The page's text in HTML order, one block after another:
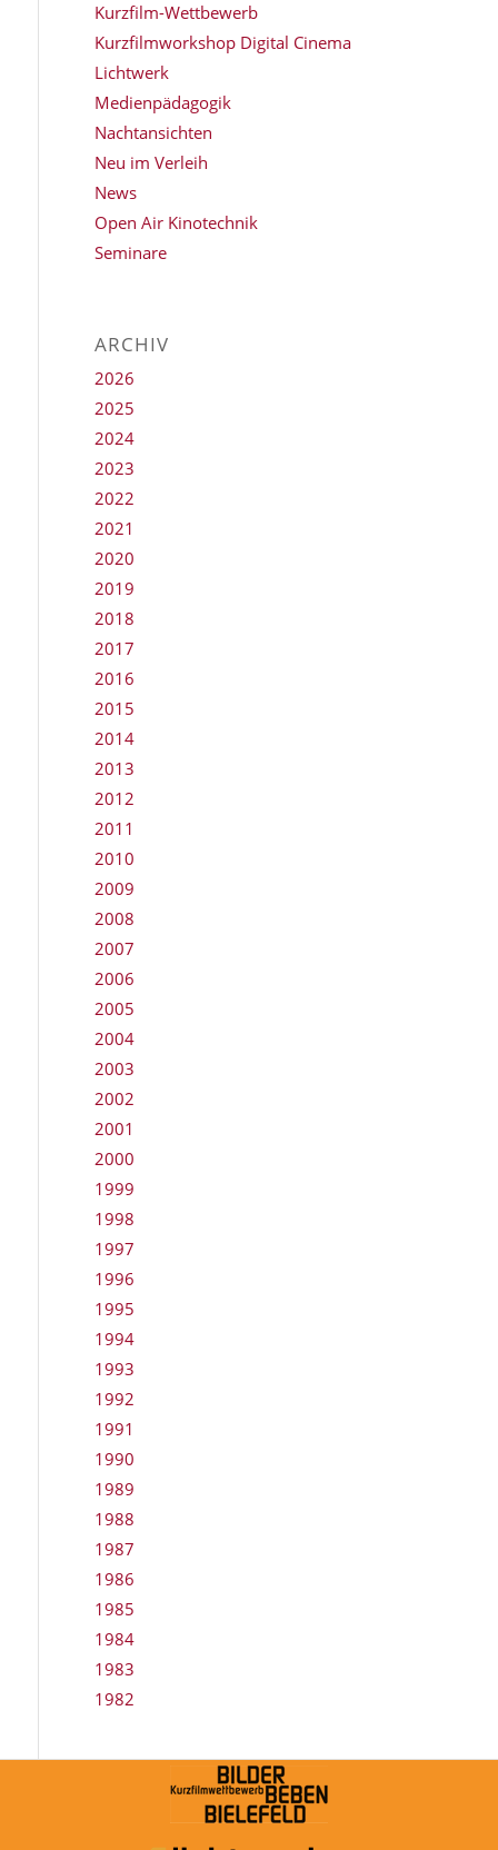
Kurzfilm-Wettbewerb
Kurzfilmworkshop Digital Cinema
Lichtwerk
Medienpädagogik
Nachtansichten
Neu im Verleih
News
Open Air Kinotechnik
Seminare
ARCHIV
2026
2025
2024
2023
2022
2021
2020
2019
2018
2017
2016
2015
2014
2013
2012
2011
2010
2009
2008
2007
2006
2005
2004
2003
2002
2001
2000
1999
1998
1997
1996
1995
1994
1993
1992
1991
1990
1989
1988
1987
1986
1985
1984
1983
1982